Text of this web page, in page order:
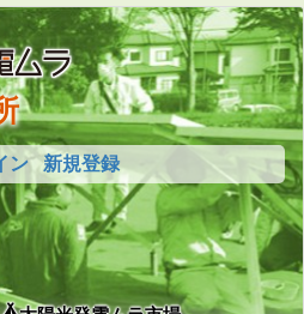
ン 新規登録